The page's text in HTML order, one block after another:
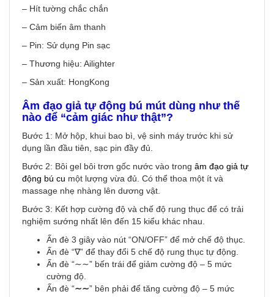
– Hít tường chắc chắn
– Cảm biến âm thanh
– Pin: Sử dụng Pin sạc
– Thương hiệu: Ailighter
– Sản xuất: HongKong
Âm đạo giả tự động bú mút dùng như thế
nào để “cảm giác như thật”?
Bước 1: Mở hộp, khui bao bì, vệ sinh máy trước khi sử
dụng lần đầu tiên, sạc pin đầy đủ.
Bước 2: Bôi gel bôi trơn gốc nước vào trong âm đạo giả tự
động bú cu một lượng vừa đủ. Có thể thoa một ít và
massage nhẹ nhàng lên dương vật.
Bước 3: Kết hợp cường độ và chế độ rung thục để có trải
nghiệm sướng nhất lên đến 15 kiểu khác nhau.
Ấn đè 3 giây vào nút “ON/OFF” để mở chế độ thục.
Ấn đè “∇” để thay đổi 5 chế độ rung thục tự động.
Ấn đè “∼∼” bến trái để giảm cường độ – 5 mức
cường độ.
Ấn đè “∼∼” bên phải để tăng cường độ – 5 mức